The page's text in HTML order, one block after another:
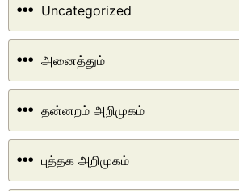
Uncategorized
அனைத்தும்
தன்னறம் அறிமுகம்
புத்தக அறிமுகம்